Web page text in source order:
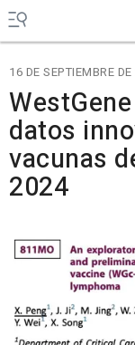
16 DE SEPTIEMBRE
datos
vacunas
2024